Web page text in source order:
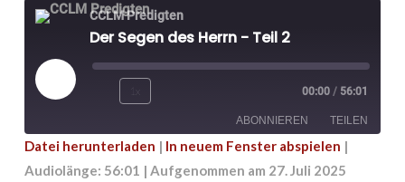
CCLM Predigten
Der Segen des Herrn - Teil 2
Play
00:00 / 56:01
ABONNIEREN TEILEN
Apple Podcasts Spotify
TEILEN
Datei herunterladen | In neuem Fenster abspielen |
Audiolänge: 56:01 | Aufgenommen am 27. Juli 2025